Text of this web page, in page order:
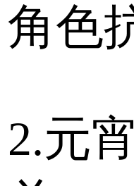
角色
2.元